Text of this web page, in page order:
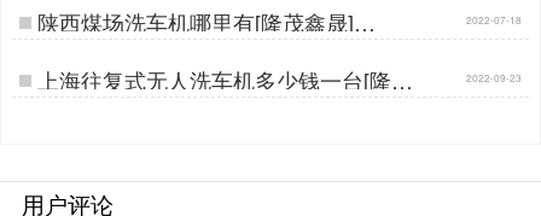
陕西煤场洗车机哪里有[隆茂鑫晟]… 2022-07-18
上海往复式无人洗车机多少钱一台[隆茂
鑫晟]…
2022-09-23
用户评论